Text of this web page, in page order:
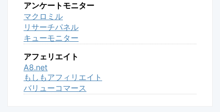
アンケートモニター
マクロミル
リサーチパネル
キューモニター
アフェリエイト
A8.net
もしもアフィリエイト
バリューコマース